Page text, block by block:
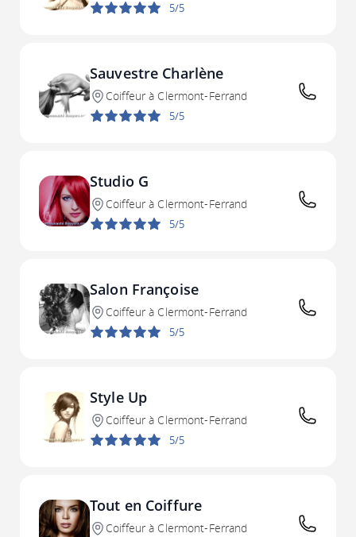
5/5
Sauvestre Charlène
Coiffeur à Clermont-Ferrand
5/5
Studio G
Coiffeur à Clermont-Ferrand
5/5
Salon Françoise
Coiffeur à Clermont-Ferrand
5/5
Style Up
Coiffeur à Clermont-Ferrand
5/5
Tout en Coiffure
Coiffeur à Clermont-Ferrand